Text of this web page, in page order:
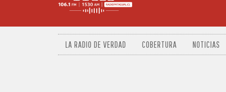
LA RADIO DE VERDAD COBERTURA NOTICIAS